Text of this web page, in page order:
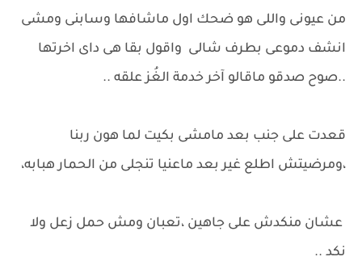
من عيونى واللى هو ضحك اول ماشافها وسابنى ومشى
انشف دموعى بطرف شالى واقول بقا هى داى اخرتها
..صوح صدقو ماقالو آخر خدمة الغُز علقه ..
قعدت على جنب بعد مامشى بكيت لما هون ربنا
،ومرضيتش اطلع غير بعد ماعنيا تنجلى من الحمار هبابه،
عشان منكدش على جاهين ،تعبان ومش حمل زعل ولا
نكد ..